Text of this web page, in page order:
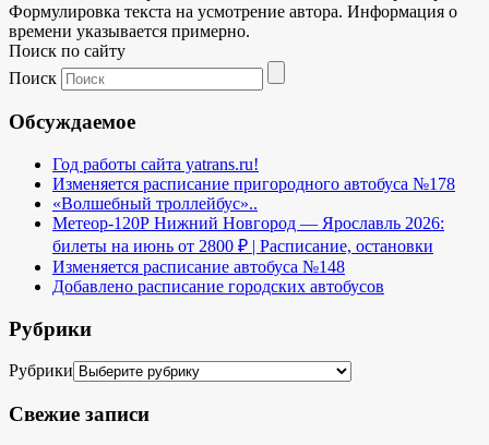
Формулировка текста на усмотрение автора. Информация о
времени указывается примерно.
Поиск по сайту
Поиск
Обсуждаемое
Год работы сайта yatrans.ru!
Изменяется расписание пригородного автобуса №178
«Волшебный троллейбус»..
Метеор-120Р Нижний Новгород — Ярославль 2026:
билеты на июнь от 2800 ₽ | Расписание, остановки
Изменяется расписание автобуса №148
Добавлено расписание городских автобусов
Рубрики
Рубрики
Свежие записи